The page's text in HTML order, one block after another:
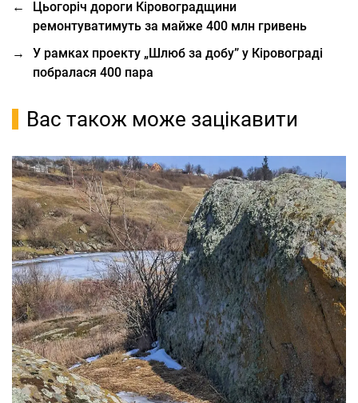
←
Цьогоріч дороги Кіровоградщини
ремонтуватимуть за майже 400 млн гривень
→
У рамках проекту „Шлюб за добу” у Кіровограді
побралася 400 пара
Вас також може зацікавити